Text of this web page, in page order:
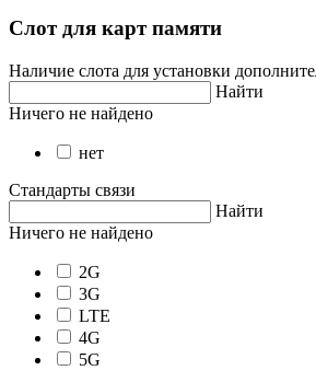
Слот для карт памяти
Наличие слота для установки
Найти
Ничего не найдено
нет
Стандарты связи
Найти
Ничего не найдено
2G
3G
LTE
4G
5G